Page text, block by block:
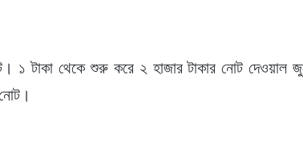
১ টাকা থেকে শুরু করে ২ হাজার টাকার নোট